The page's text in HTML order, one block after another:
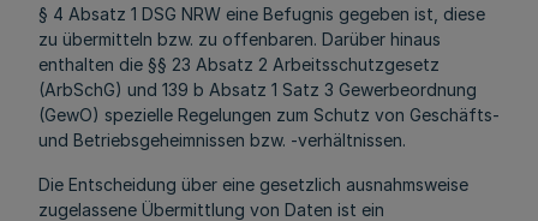
§ 4 Absatz 1 DSG NRW eine Befugnis gegeben ist, diese
zu übermitteln bzw. zu offenbaren. Darüber hinaus
enthalten die §§ 23 Absatz 2 Arbeitsschutzgesetz
(ArbSchG) und 139 b Absatz 1 Satz 3 Gewerbeordnung
(GewO) spezielle Regelungen zum Schutz von Geschäfts-
und Betriebsgeheimnissen bzw. -verhältnissen.
Die Entscheidung über eine gesetzlich ausnahmsweise
zugelassene Übermittlung von Daten ist ein